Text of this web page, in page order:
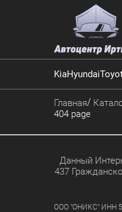
KiaHyundai
Главная
404 page
Данный
437
ООО "ОНИКС" ИНН